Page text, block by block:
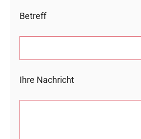
Betreff
Ihre Nachricht